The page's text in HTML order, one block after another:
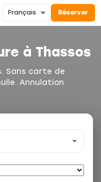
Réserver
à Thassos
Sans carte de
Annulation